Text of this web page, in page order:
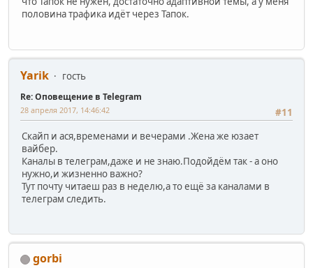
половина трафика идёт через Тапок.
Yarik гость
Re: Оповещение в Telegram
#11
28 апреля 2017, 14:46:42
Скайп и ася,временами и вечерами .Жена же юзает
вайбер.
Каналы в телеграм,даже и не знаю.Подойдём так - а оно
нужно,и жизненно важно?
Тут почту читаеш раз в неделю,а то ещё за каналами в
телеграм следить.
gorbi